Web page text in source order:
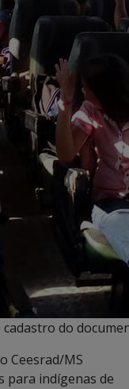
do
Ceesrad/MS
para indígenas de